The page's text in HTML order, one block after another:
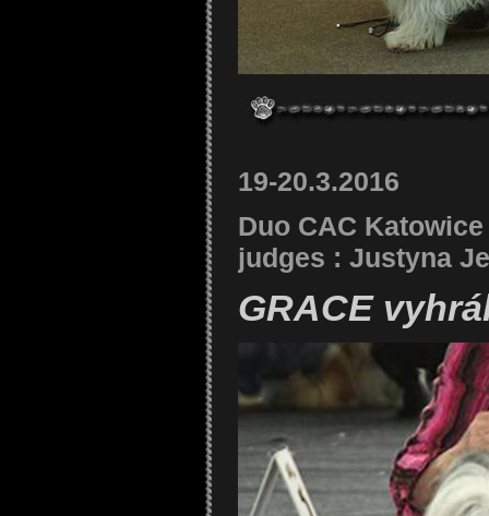
19-20.3.2016
Duo CAC Katowice
judges : Justyna
GRACE